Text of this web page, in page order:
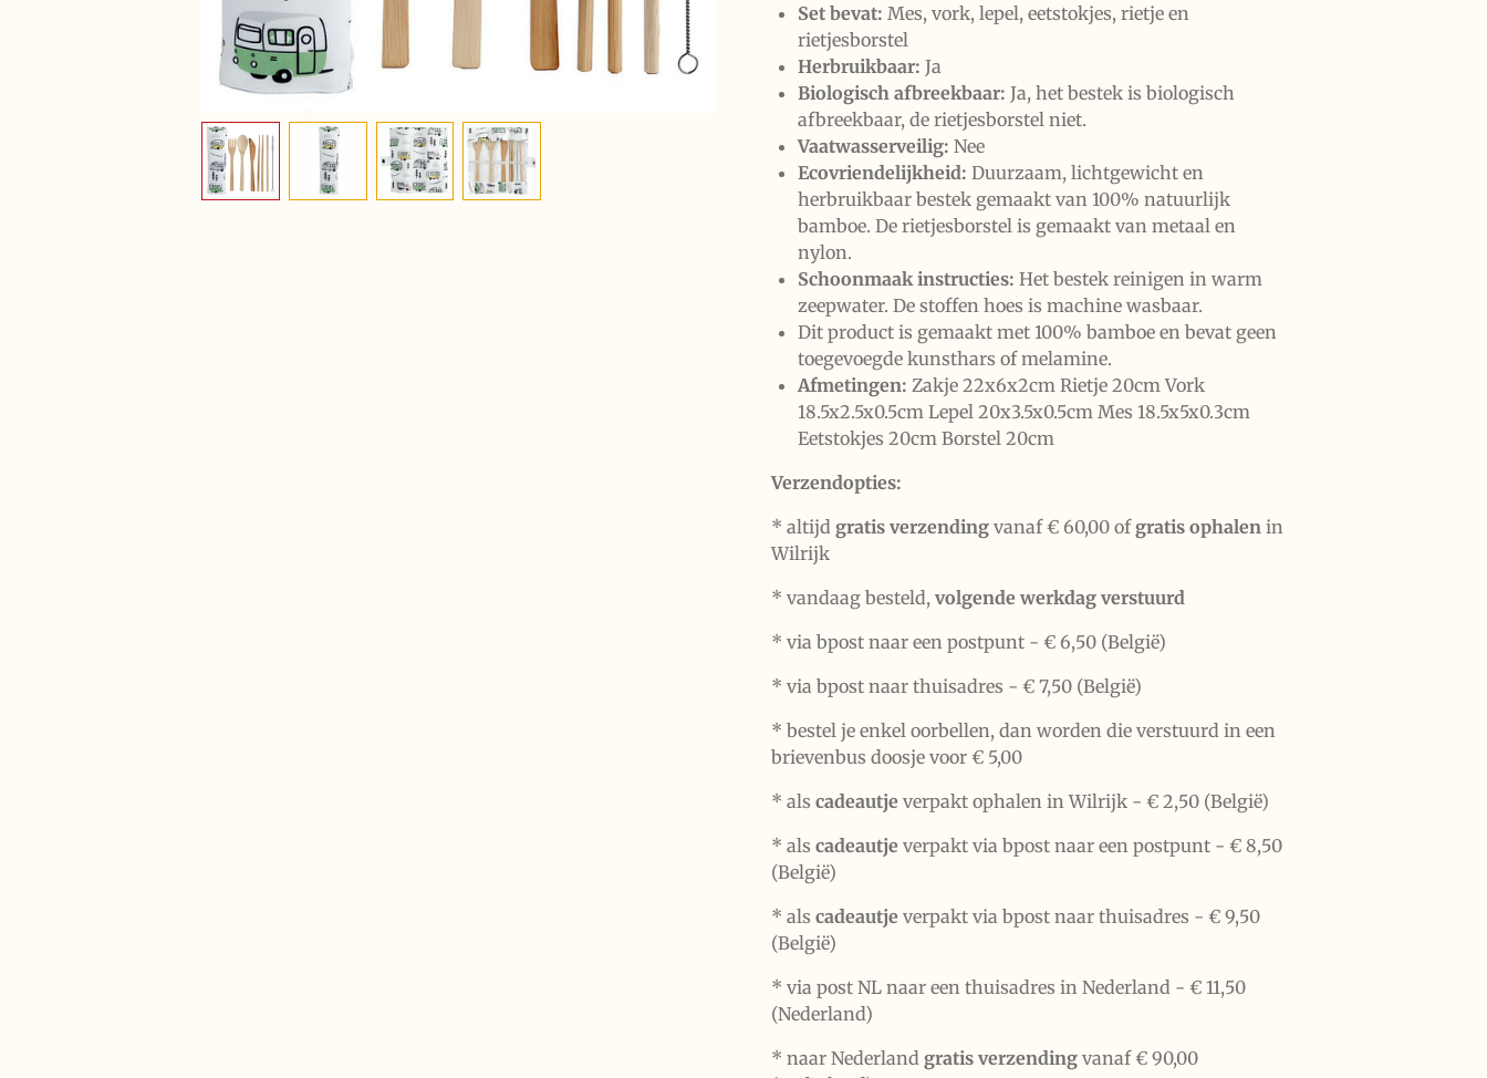
Set bevat: Mes, vork, lepel, eetstokjes, rietje en
rietjesborstel
Herbruikbaar: Ja
Biologisch afbreekbaar: Ja, het bestek is biologisch
afbreekbaar, de rietjesborstel niet.
Vaatwasserveilig: Nee
Ecovriendelijkheid: Duurzaam, lichtgewicht en
herbruikbaar bestek gemaakt van 100% natuurlijk
bamboe. De rietjesborstel is gemaakt van metaal en
nylon.
Schoonmaak instructies: Het bestek reinigen in warm
zeepwater. De stoffen hoes is machine wasbaar.
Dit product is gemaakt met 100% bamboe en bevat geen
toegevoegde kunsthars of melamine.
Afmetingen: Zakje 22x6x2cm Rietje 20cm Vork
18.5x2.5x0.5cm Lepel 20x3.5x0.5cm Mes 18.5x5x0.3cm
Eetstokjes 20cm Borstel 20cm
Verzendopties:
* altijd gratis verzending vanaf € 60,00 ofgratis ophalen in
Wilrijk
* vandaag besteld, volgende werkdag verstuurd
* via bpost naar een postpunt - € 6,50 (België)
* via bpost naar thuisadres - € 7,50 (België)
* bestel je enkel oorbellen, dan worden die verstuurd in een
brievenbus doosje voor € 5,00
* als cadeautje verpakt ophalen in Wilrijk - € 2,50 (België)
* als cadeautje verpakt via bpost naar een postpunt - € 8,50
(België)
* als cadeautje verpakt via bpost naar thuisadres - € 9,50
(België)
* via post NL naar een thuisadres in Nederland - € 11,50
(Nederland)
* naar Nederland gratis verzending vanaf € 90,00